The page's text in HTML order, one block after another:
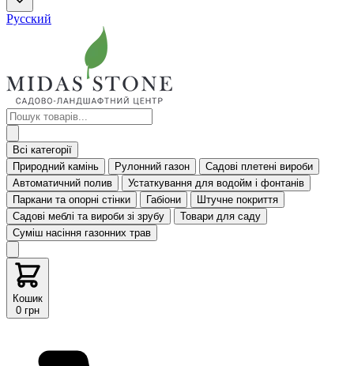
Русский
Всі категорії
Природний камінь
Рулонний газон
Садові плетені вироби
Автоматичний полив
Устаткування для водойм і фонтанів
Паркани та опорні стінки
Габіони
Штучне покриття
Садові меблі та вироби зі зрубу
Товари для саду
Суміш насіння газонних трав
Кошик
0 грн